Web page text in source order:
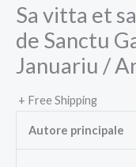
Sa vitta et
de Sanctu
Januariu /
+ Free Shipping
Autore principale